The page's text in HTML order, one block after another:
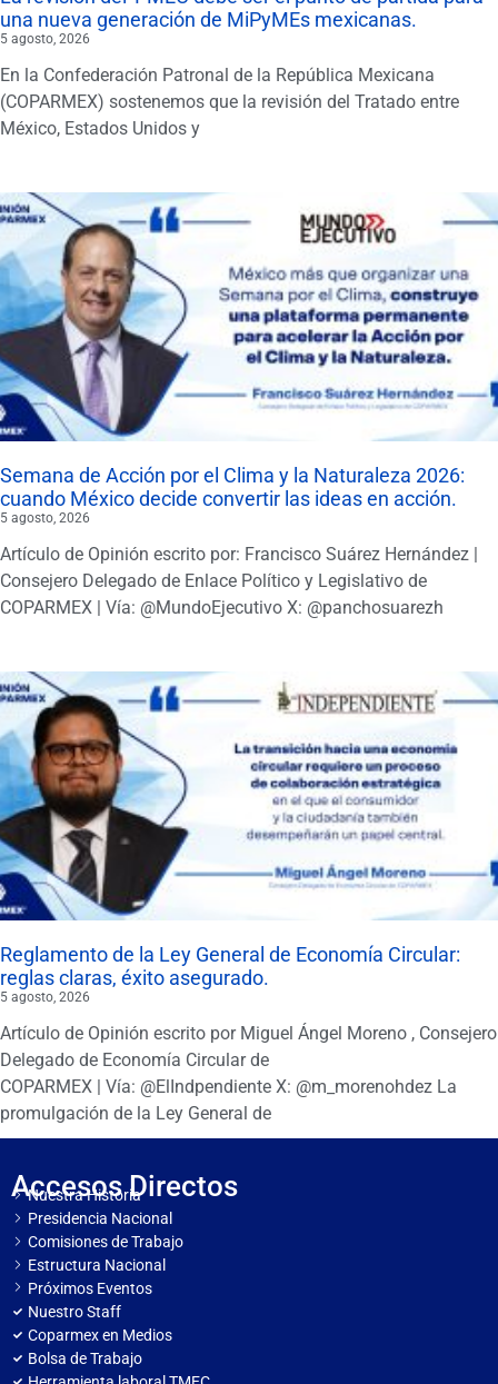
una nueva generación de MiPyMEs mexicanas.
5 agosto, 2026
En la Confederación Patronal de la República Mexicana
(COPARMEX) sostenemos que la revisión del Tratado entre
México, Estados Unidos y
Semana de Acción por el Clima y la Naturaleza 2026:
cuando México decide convertir las ideas en acción.
5 agosto, 2026
Artículo de Opinión escrito por: Francisco Suárez Hernández |
Consejero Delegado de Enlace Político y Legislativo de
COPARMEX | Vía: @MundoEjecutivo X: @panchosuarezh
Reglamento de la Ley General de Economía Circular:
reglas claras, éxito asegurado.
5 agosto, 2026
Artículo de Opinión escrito por Miguel Ángel Moreno , Consejero
Delegado de Economía Circular de
COPARMEX | Vía: @ElIndpendiente X: @m_morenohdez La
promulgación de la Ley General de
Accesos Directos
Nuestra Historia
Presidencia Nacional
Comisiones de Trabajo
Estructura Nacional
Próximos Eventos
Nuestro Staff
Coparmex en Medios
Bolsa de Trabajo